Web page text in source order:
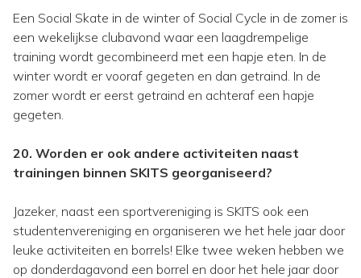
Een Social Skate in de winter of Social Cycle in de zomer is
een wekelijkse clubavond waar een laagdrempelige
training wordt gecombineerd met een hapje eten. In de
winter wordt er vooraf gegeten en dan getraind. In de
zomer wordt er eerst getraind en achteraf een hapje
gegeten.
20. Worden er ook andere activiteiten naast
trainingen binnen SKITS georganiseerd?
Jazeker, naast een sportvereniging is SKITS ook een
studentenvereniging en organiseren we het hele jaar door
leuke activiteiten en borrels! Elke twee weken hebben we
op donderdagavond een borrel en door het hele jaar door